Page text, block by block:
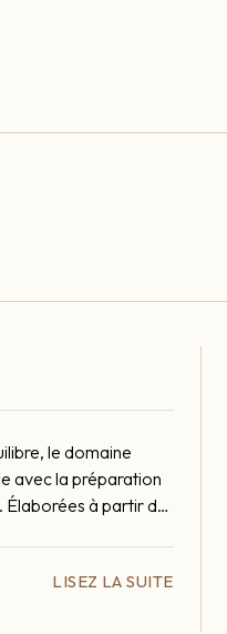
le domaine
avec la préparation
Élaborées à partir de
face aux aléas
LISEZ LA SUITE